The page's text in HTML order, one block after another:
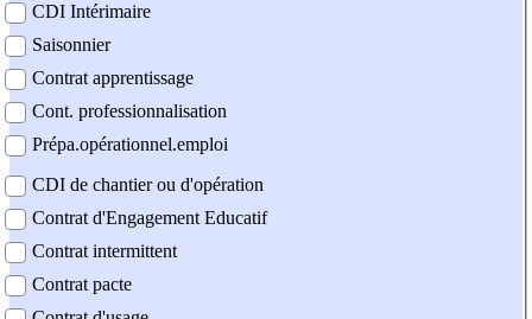
CDI Intérimaire
Saisonnier
Contrat apprentissage
Cont. professionnalisation
Prépa.opérationnel.emploi
CDI de chantier ou d'opération
Contrat d'Engagement Educatif
Contrat intermittent
Contrat pacte